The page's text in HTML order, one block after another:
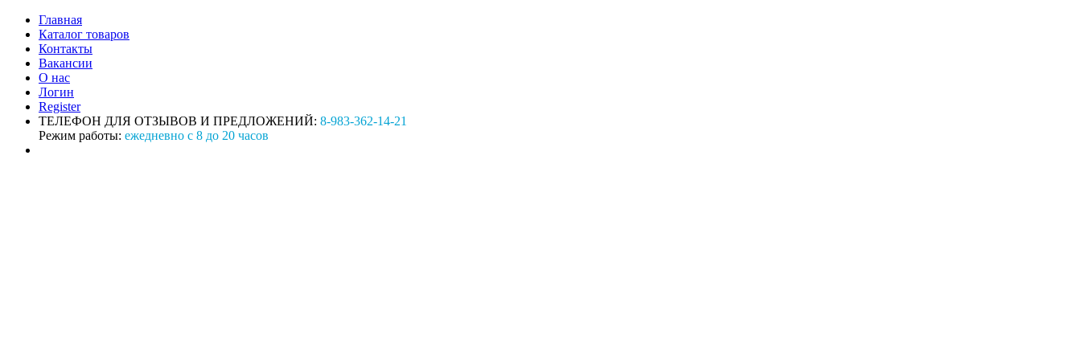
Главная
Каталог товаров
Контакты
Вакансии
О нас
Логин
Register
ТЕЛЕФОН ДЛЯ ОТЗЫВОВ И ПРЕДЛОЖЕНИЙ: 8-983-362-14-21
Режим работы: ежедневно с 8 до 20 часов